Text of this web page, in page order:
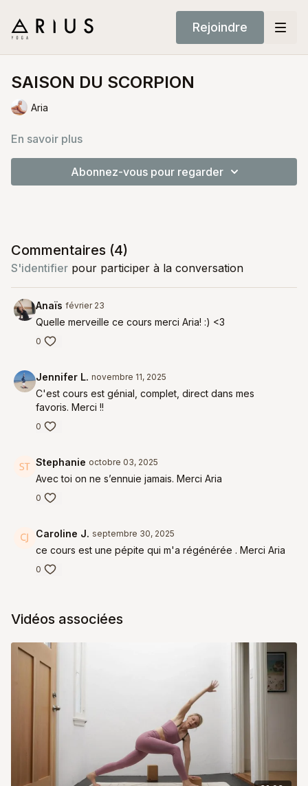
Rejoindre
SAISON DU SCORPION
Aria
En savoir plus
Abonnez-vous pour regarder
Commentaires (4)
S'identifier pour participer à la conversation
Anaïs février 23
Quelle merveille ce cours merci Aria! :) <3
0
Jennifer L. novembre 11, 2025
C'est cours est génial, complet, direct dans mes
favoris. Merci !!
0
Stephanie octobre 03, 2025
Avec toi on ne s’ennuie jamais. Merci Aria
0
Caroline J. septembre 30, 2025
ce cours est une pépite qui m'a régénérée . Merci Aria
0
Vidéos associées